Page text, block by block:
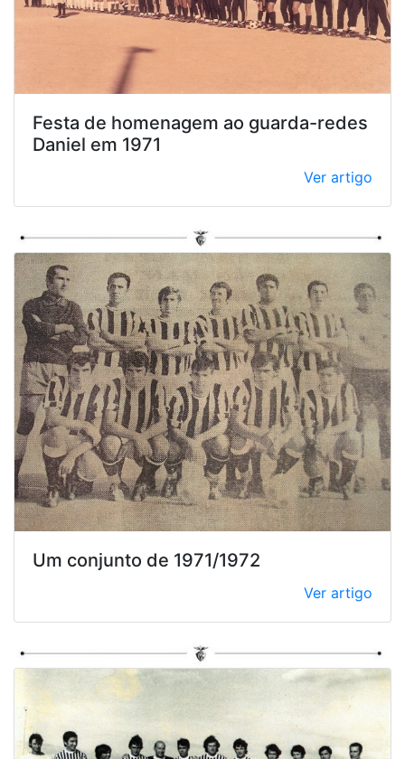
Festa de homenagem ao guarda-redes
Daniel em 1971
Ver artigo
Um conjunto de 1971/1972
Ver artigo